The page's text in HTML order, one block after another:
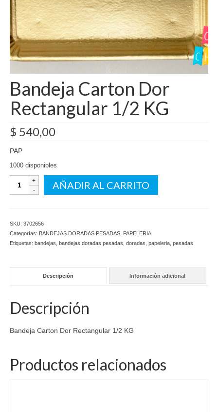
Bandeja Carton Dor
Rectangular 1/2 KG
$ 540,00
PAP
1000 disponibles
Bandeja
Carton
cantidad
AÑADIR AL CARRITO
SKU: 3702656
Categorías: BANDEJAS DORADAS PESADAS PAPELERIA
Etiquetas: bandejas bandejas doradas pesadas doradas papeleria pesadas
Descripción Información adicional
Descripción
Bandeja Carton Dor Rectangular 1/2 KG
Productos relacionados